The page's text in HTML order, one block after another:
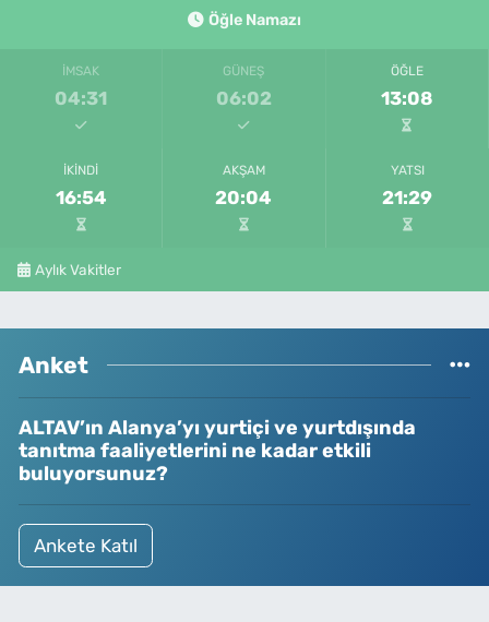
Öğle Namazı
İMSAK
04:31
GÜNEŞ
06:02
ÖĞLE
13:08
İKINDI
16:54
AKŞAM
20:04
YATSI
21:29
Aylık Vakitler
Anket
ALTAV’ın Alanya’yı yurtiçi ve yurtdışında
tanıtma faaliyetlerini ne kadar etkili
buluyorsunuz?
Ankete Katıl